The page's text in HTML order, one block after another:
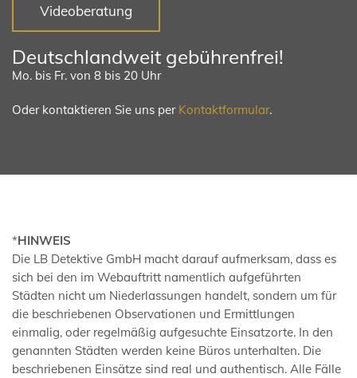
Videoberatung
Deutschlandweit gebührenfrei!
Mo. bis Fr. von 8 bis 20 Uhr
Oder kontaktieren Sie uns per Kontaktformular.
*HINWEIS
Die LB Detektive GmbH macht darauf aufmerksam, dass es
sich bei den im Webauftritt namentlich aufgeführten
Städten nicht um Niederlassungen handelt, sondern um für
die beschriebenen Observationen und Ermittlungen
einmalig, oder regelmäßig aufgesuchte Einsatzorte. In den
genannten Städten werden keine Büros unterhalten. Die
beschriebenen Einsätze sind real und authentisch. Alle Fälle